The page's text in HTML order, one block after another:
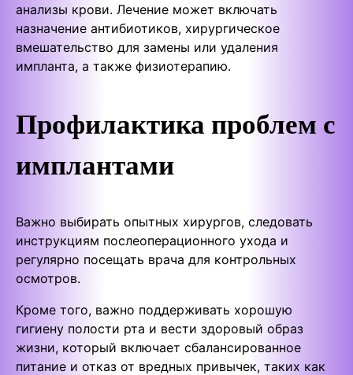
анализы крови. Лечение может включать
назначение антибиотиков, хирургическое
вмешательство для замены или удаления
импланта, а также физиотерапию.
Профилактика проблем с
имплантами
Важно выбирать опытных хирургов, следовать
инструкциям послеоперационного ухода и
регулярно посещать врача для контрольных
осмотров.
Кроме того, важно поддерживать хорошую
гигиену полости рта и вести здоровый образ
жизни, который включает сбалансированное
питание и отказ от вредных привычек, таких как